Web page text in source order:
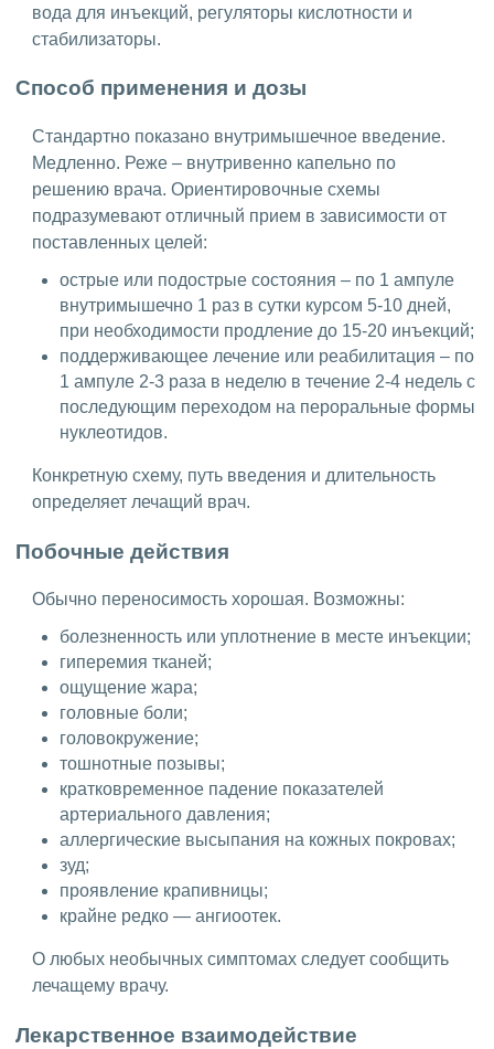
вода для инъекций, регуляторы кислотности и
стабилизаторы.
Способ применения и дозы
Стандартно показано внутримышечное введение.
Медленно. Реже – внутривенно капельно по
решению врача. Ориентировочные схемы
подразумевают отличный прием в зависимости от
поставленных целей:
острые или подострые состояния – по 1 ампуле
внутримышечно 1 раз в сутки курсом 5-10 дней,
при необходимости продление до 15-20 инъекций;
поддерживающее лечение или реабилитация – по
1 ампуле 2-3 раза в неделю в течение 2-4 недель с
последующим переходом на пероральные формы
нуклеотидов.
Конкретную схему, путь введения и длительность
определяет лечащий врач.
Побочные действия
Обычно переносимость хорошая. Возможны:
болезненность или уплотнение в месте инъекции;
гиперемия тканей;
ощущение жара;
головные боли;
головокружение;
тошнотные позывы;
кратковременное падение показателей
артериального давления;
аллергические высыпания на кожных покровах;
зуд;
проявление крапивницы;
крайне редко — ангиоотек.
О любых необычных симптомах следует сообщить
лечащему врачу.
Лекарственное взаимодействие